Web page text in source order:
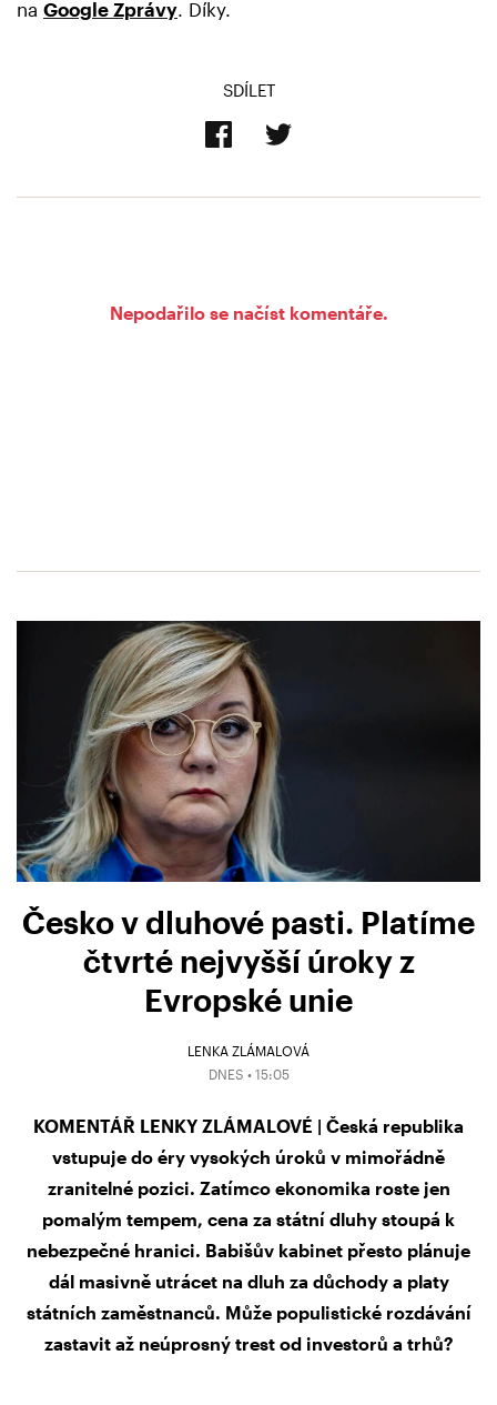
na Google Zprávy . Díky.
SDÍLET
Nepodařilo se načíst komentáře.
Česko v dluhové pasti. Platíme
čtvrté nejvyšší úroky z
Evropské unie
LENKA ZLÁMALOVÁ
DNES • 15:05
KOMENTÁŘ LENKY ZLÁMALOVÉ | Česká republika
vstupuje do éry vysokých úroků v mimořádně
zranitelné pozici. Zatímco ekonomika roste jen
pomalým tempem, cena za státní dluhy stoupá k
nebezpečné hranici. Babišův kabinet přesto plánuje
dál masivně utrácet na dluh za důchody a platy
státních zaměstnanců. Může populistické rozdávání
zastavit až neúprosný trest od investorů a trhů?